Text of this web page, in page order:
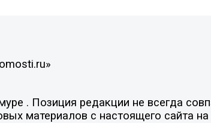
. Позиция редакции не всегда
материалов с настоящего сайта